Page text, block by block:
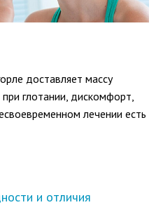
доставляет массу
глотании, дискомфорт,
лечении есть
и отличия